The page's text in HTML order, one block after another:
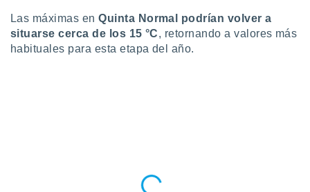
Las máximas en Quinta Normal podrían volver a
situarse cerca de los 15 °C, retornando a valores más
habituales para esta etapa del año.